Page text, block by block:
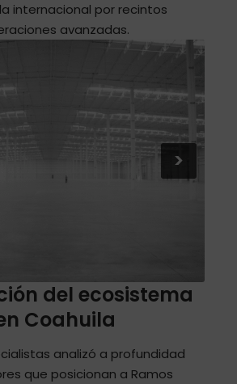
internacional por recintos
avanzadas.
>
del ecosistema
Coahuila
analizó a profundidad
que posicionan a Ramos